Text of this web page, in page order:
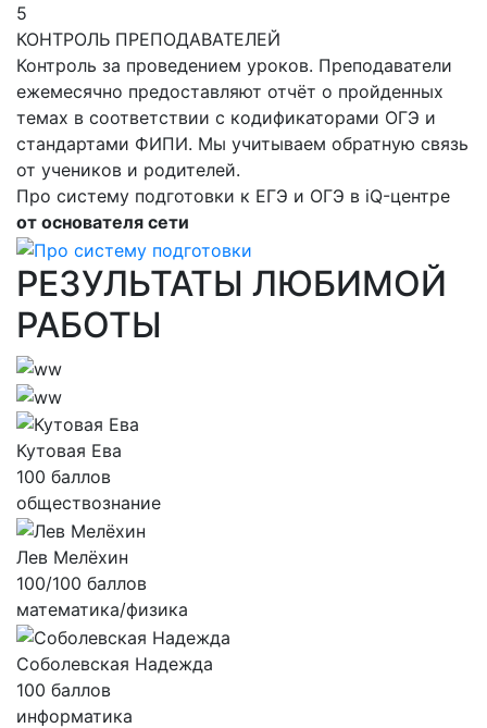
5
КОНТРОЛЬ ПРЕПОДАВАТЕЛЕЙ
Контроль за проведением уроков. Преподаватели
ежемесячно предоставляют отчёт о пройденных
темах в соответствии с кодификаторами ОГЭ и
стандартами ФИПИ. Мы учитываем обратную связь
от учеников и родителей.
Про систему подготовки к ЕГЭ и ОГЭ в iQ-центре
от основателя сети
РЕЗУЛЬТАТЫ ЛЮБИМОЙ
РАБОТЫ
Кутовая Ева
100 баллов
обществознание
Лев Мелёхин
100/100 баллов
математика/физика
Соболевская Надежда
100 баллов
информатика